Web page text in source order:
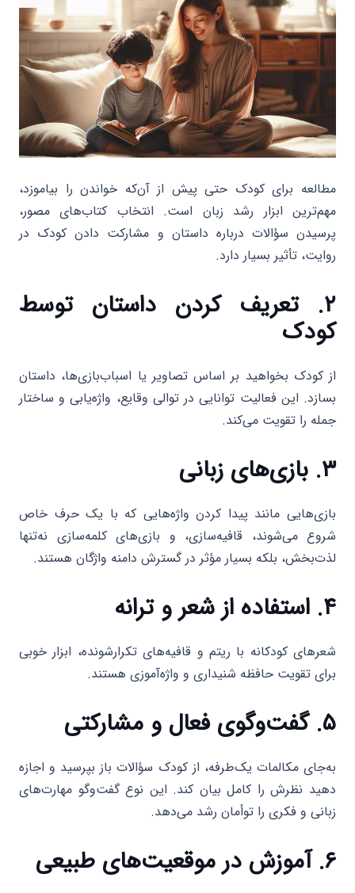
مطالعه برای کودک حتی پیش از آن‌که خواندن را بیاموزد،
مهم‌ترین ابزار رشد زبان است. انتخاب کتاب‌های مصور،
پرسیدن سؤالات درباره داستان و مشارکت دادن کودک در
روایت، تأثیر بسیار دارد.
۲. تعریف کردن داستان توسط
کودک
از کودک بخواهید بر اساس تصاویر یا اسباب‌بازی‌ها، داستان
بسازد. این فعالیت توانایی در توالی وقایع، واژه‌یابی و ساختار
جمله را تقویت می‌کند.
۳. بازی‌های زبانی
بازی‌هایی مانند پیدا کردن واژه‌هایی که با یک حرف خاص
شروع می‌شوند، قافیه‌سازی، و بازی‌های کلمه‌سازی نه‌تنها
لذت‌بخش، بلکه بسیار مؤثر در گسترش دامنه واژگان هستند.
۴. استفاده از شعر و ترانه
شعرهای کودکانه با ریتم و قافیه‌های تکرارشونده، ابزار خوبی
برای تقویت حافظه شنیداری و واژه‌آموزی هستند.
۵. گفت‌وگوی فعال و مشارکتی
به‌جای مکالمات یک‌طرفه، از کودک سؤالات باز بپرسید و اجازه
دهید نظرش را کامل بیان کند. این نوع گفت‌وگو مهارت‌های
زبانی و فکری را توأمان رشد می‌دهد.
۶. آموزش در موقعیت‌های طبیعی